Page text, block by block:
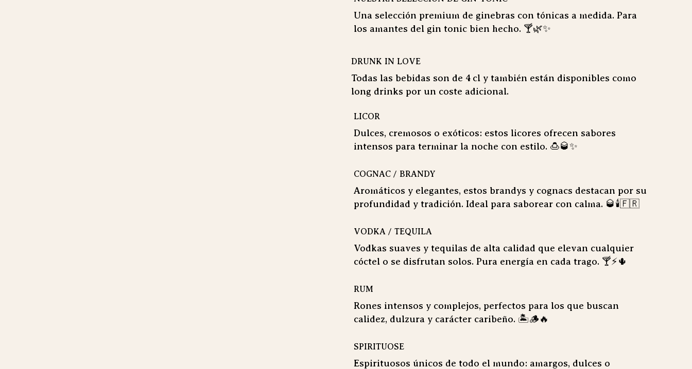
Una selección premium de ginebras con tónicas a medida. Para
los amantes del gin tonic bien hecho. 🍸🌿✨
Todas las bebidas son de 4 cl y también están disponibles como
long drinks por un coste adicional.
DRUNK IN LOVE
Dulces, cremosos o exóticos: estos licores ofrecen sabores
intensos para terminar la noche con estilo. 🍮🥃✨
LICOR
Aromáticos y elegantes, estos brandys y cognacs destacan por su
profundidad y tradición. Ideal para saborear con calma. 🥃🕯️🇫🇷
COGNAC / BRANDY
Vodkas suaves y tequilas de alta calidad que elevan cualquier
cóctel o se disfrutan solos. Pura energía en cada trago. 🍸⚡🌵
VODKA / TEQUILA
Rones intensos y complejos, perfectos para los que buscan
calidez, dulzura y carácter caribeño. 🏝️🪵🔥
RUM
Espirituosos únicos de todo el mundo: amargos, dulces o
SPIRITUOSE